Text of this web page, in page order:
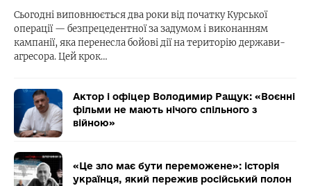
Сьогодні виповнюється два роки від початку Курської
операції — безпрецедентної за задумом і виконанням
кампанії, яка перенесла бойові дії на територію держави-
агресора. Цей крок…
Актор і офіцер Володимир Ращук: «Воєнні
фільми не мають нічого спільного з
війною»
«Це зло має бути переможене»: історія
українця, який пережив російський полон